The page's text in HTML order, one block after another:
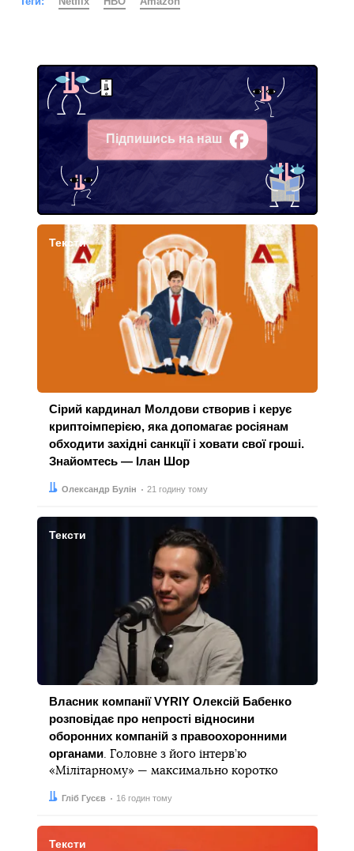
Підпишись на наш
Facebook
Тексти
Сірий кардинал Молдови створив і керує
криптоімперією, яка допомагає росіянам
обходити західні санкції і ховати свої гроші.
Знайомтесь — Ілан Шор
Автор:
Олександр Булін
Дата: 21 годину тому
Тексти
Власник компанії VYRIY Олексій Бабенко
розповідає про непрості відносини
оборонних компаній з правоохоронними
органами. Головне з його інтерв’ю
«Мілітарному» — максимально коротко
Автор:
Гліб Гусєв
Дата: 16 годин тому
Тексти